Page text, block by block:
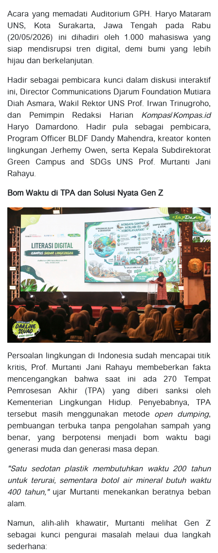
Acara yang memadati Auditorium GPH. Haryo Mataram
UNS, Kota Surakarta, Jawa Tengah pada Rabu
(20/05/2026) ini dihadiri oleh 1.000 mahasiswa yang
siap mendisrupsi tren digital, demi bumi yang lebih
hijau dan berkelanjutan.
Hadir sebagai pembicara kunci dalam diskusi interaktif
ini, Director Communications Djarum Foundation Mutiara
Diah Asmara, Wakil Rektor UNS Prof. Irwan Trinugroho,
dan Pemimpin Redaksi Harian Kompas/Kompas.id
Haryo Damardono. Hadir pula sebagai pembicara,
Program Officer BLDF Dandy Mahendra, kreator konten
lingkungan Jerhemy Owen, serta Kepala Subdirektorat
Green Campus and SDGs UNS Prof. Murtanti Jani
Rahayu.
Bom Waktu di TPA dan Solusi Nyata Gen Z
Persoalan lingkungan di Indonesia sudah mencapai titik
kritis, Prof. Murtanti Jani Rahayu membeberkan fakta
mencengangkan bahwa saat ini ada 270 Tempat
Pemrosesan Akhir (TPA) yang diberi sanksi oleh
Kementerian Lingkungan Hidup. Penyebabnya, TPA
tersebut masih menggunakan metode open dumping,
pembuangan terbuka tanpa pengolahan sampah yang
benar, yang berpotensi menjadi bom waktu bagi
generasi muda dan generasi masa depan.
"Satu sedotan plastik membutuhkan waktu 200 tahun
untuk terurai, sementara botol air mineral butuh waktu
400 tahun,"ujar Murtanti menekankan beratnya beban
alam.
Namun, alih-alih khawatir, Murtanti melihat Gen Z
sebagai kunci pengurai masalah melaui dua langkah
sederhana: